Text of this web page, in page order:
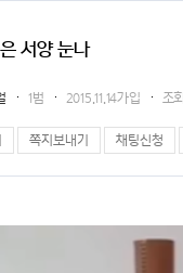
서양 눈나
1범 2015.11.14가입 조회
쪽지보내기 채팅신청